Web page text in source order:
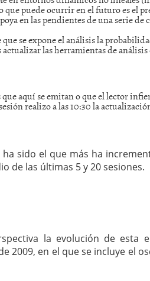
puede ocurrir en el futuro es el
en las pendientes de una serie de
se expone el análisis la
las herramientas de análisis
aquí se emitan o que el lector
realizo a las 10:30 la
sido el que más ha
de las últimas 5 y 20 sesiones.
la evolución de esta
2009, en el que se incluye el